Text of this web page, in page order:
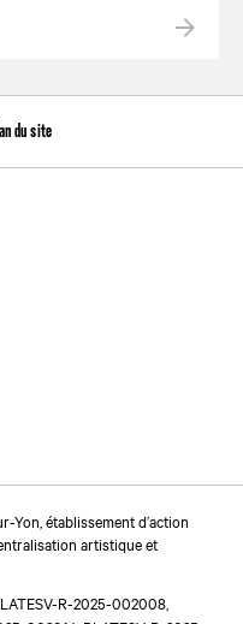
du site
Yon, établissement d’action
artistique et
R-2025-002008,